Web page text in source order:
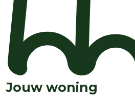
Jouw woning